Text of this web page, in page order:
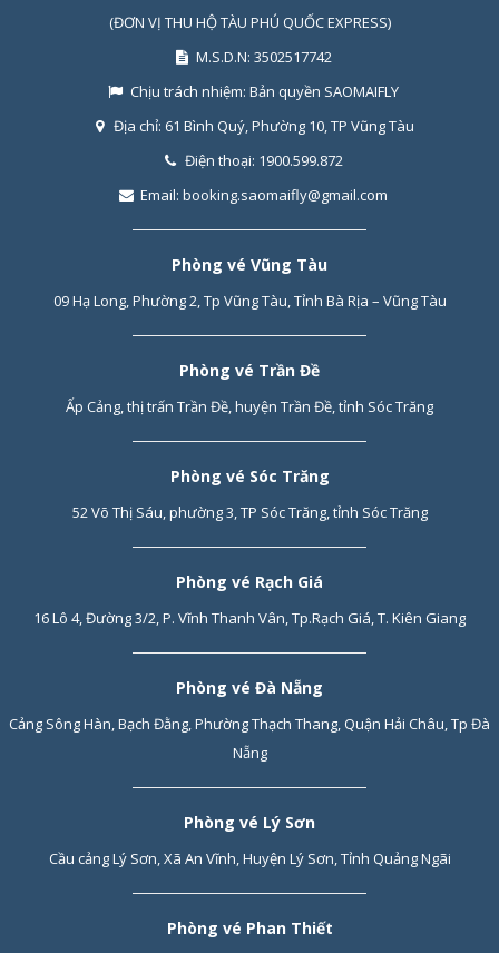
(ĐƠN VỊ THU HỘ TÀU PHÚ QUỐC EXPRESS)
M.S.D.N: 3502517742
Chịu trách nhiệm: Bản quyền SAOMAIFLY
Địa chỉ: 61 Bình Quý, Phường 10, TP Vũng Tàu
Điện thoại: 1900.599.872
Email: booking.saomaifly@gmail.com
Phòng vé Vũng Tàu
09 Hạ Long, Phường 2, Tp Vũng Tàu, Tỉnh Bà Rịa – Vũng Tàu
Phòng vé Trần Đề
Ấp Cảng, thị trấn Trần Đề, huyện Trần Đề, tỉnh Sóc Trăng
Phòng vé Sóc Trăng
52 Võ Thị Sáu, phường 3, TP Sóc Trăng, tỉnh Sóc Trăng
Phòng vé Rạch Giá
16 Lô 4, Đường 3/2, P. Vĩnh Thanh Vân, Tp.Rạch Giá, T. Kiên Giang
Phòng vé Đà Nẵng
Cảng Sông Hàn, Bạch Đằng, Phường Thạch Thang, Quận Hải Châu, Tp Đà
Nẵng
Phòng vé Lý Sơn
Cầu cảng Lý Sơn, Xã An Vĩnh, Huyện Lý Sơn, Tỉnh Quảng Ngãi
Phòng vé Phan Thiết